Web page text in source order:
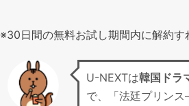
※30日間の無料お試し期間内に解約
U-NEXTは韓国ドラ
で、「法廷プリン